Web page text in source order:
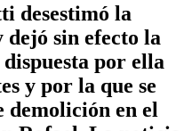
desestimó la
dejó sin efecto la
por ella
y por la que se
demolición en el